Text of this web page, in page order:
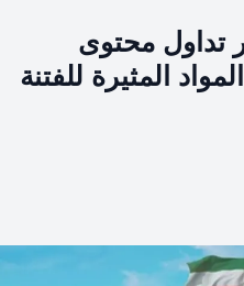
تداول محتوى
المثيرة للفتنة